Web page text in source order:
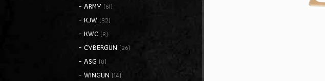
- ARMY (61)
- KJW (32)
- KWC (8)
- CYBERGUN (26)
- ASG (8)
- WINGUN (14)